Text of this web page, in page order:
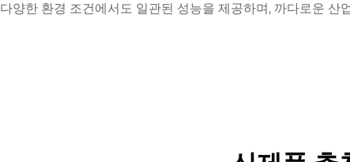
다양한 환경 조건에서도 일관된 성능을 제공하며, 까다로운 산